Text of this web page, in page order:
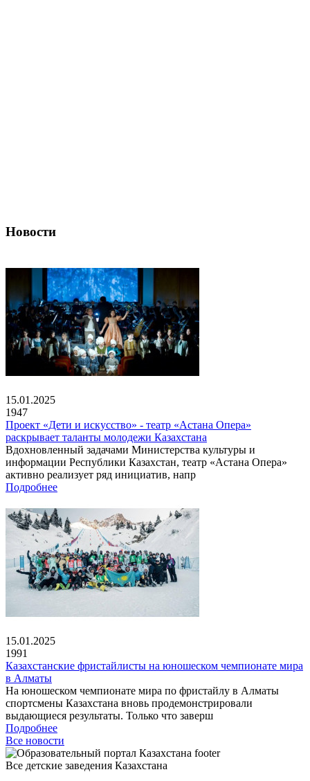
Новости
15.01.2025
1947
Проект «Дети и искусство» - театр «Астана Опера»
раскрывает таланты молодежи Казахстана
Вдохновленный задачами Министерства культуры и
информации Республики Казахстан, театр «Астана Опера»
активно реализует ряд инициатив, напр
Подробнее
15.01.2025
1991
Казахстанские фристайлисты на юношеском чемпионате мира
в Алматы
На юношеском чемпионате мира по фристайлу в Алматы
спортсмены Казахстана вновь продемонстрировали
выдающиеся результаты. Только что заверш
Подробнее
Все новости
Все детские заведения Казахстана